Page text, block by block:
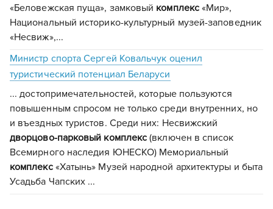
«Беловежская пуща», замковый комплекс«Мир»,
Национальный историко-культурный музей-заповедник
«Несвиж»,...
Министр спорта Сергей Ковальчук оценил
туристический потенциал Беларуси
... достопримечательностей, которые пользуются
повышенным спросом не только среди внутренних, но
и въездных туристов. Среди них: Несвижский
дворцово-парковый комплекс (включен в список
Всемирного наследия ЮНЕСКО) Мемориальный
комплекс«Хатынь» Музей народной архитектуры и быта
Усадьба Чапских ...